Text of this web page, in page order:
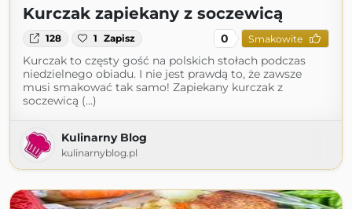
Kurczak zapiekany z soczewicą
128 1 Zapisz 0 Smakowite
Kurczak to częsty gość na polskich stołach podczas
niedzielnego obiadu. I nie jest prawdą to, że zawsze
musi smakować tak samo! Zapiekany kurczak z
soczewicą (...)
Kulinarny Blog
kulinarnyblog.pl